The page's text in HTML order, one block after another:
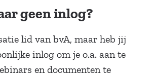
geen inlog?
lid van bvA, maar heb jij
inlog om je o.a. aan te
en documenten te